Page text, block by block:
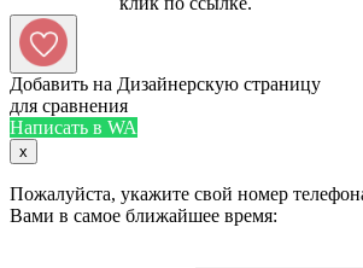
Добавить на Дизайнерскую страницу
для сравнения
Написать в WA
x
Пожалуйста, укажите свой номер
Вами в самое ближайшее время: